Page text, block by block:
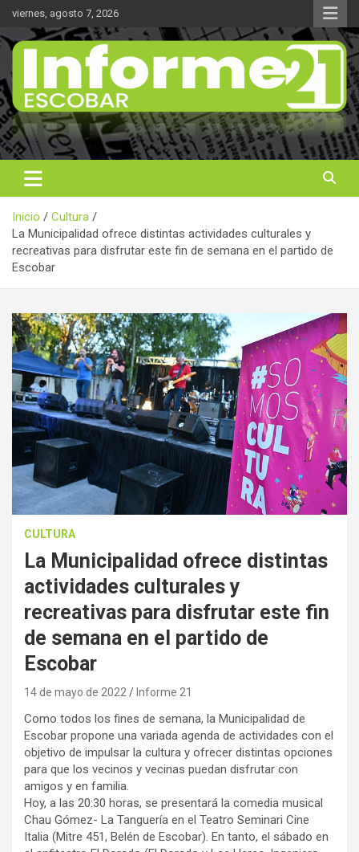
Saltar
contenido
viernes, agosto 7, 2026
Informe 21
Noticas reales
Inicio
Cultura
La Municipalidad ofrece distintas actividades culturales y
recreativas para disfrutar este fin de semana en el partido de
Escobar
CULTURA
La Municipalidad ofrece distintas
actividades culturales y
recreativas para disfrutar este fin
de semana en el partido de
Escobar
14 de mayo de 2022 Informe 21
Como todos los fines de semana, la Municipalidad de
Escobar propone una variada agenda de actividades con el
objetivo de impulsar la cultura y ofrecer distintas opciones
para que los vecinos y vecinas puedan disfrutar con
amigos y en familia.
Hoy, a las 20:30 horas, se presentará la comedia musical
Chau Gómez- La Tanguería en el Teatro Seminari Cine
Italia (Mitre 451, Belén de Escobar). En tanto, el sábado en